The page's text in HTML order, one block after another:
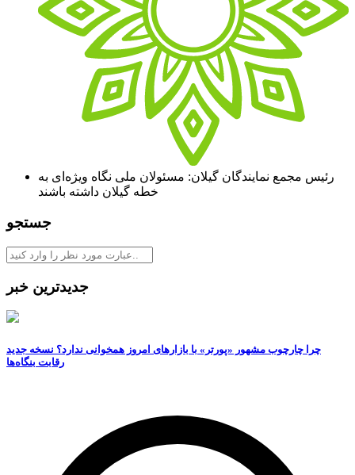
رئیس مجمع نمایندگان گیلان: مسئولان ملی نگاه ویژه‌ای به
خطه گیلان داشته باشند
جستجو
جدیدترین خبر
چرا چارچوب مشهور «پورتر» با بازارهای امروز همخوانی ندارد؟ نسخه جدید
رقابت‌ بنگاه‌ها